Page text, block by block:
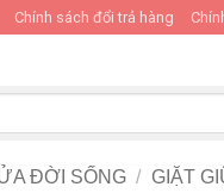
Chính sách đổi trả hàng
ĐỜI SỐNG / GIẶT